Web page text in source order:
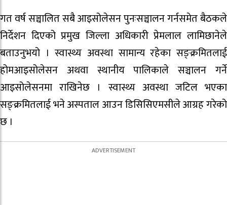
गत वर्ष सञ्चालित सबै आइसोलेसन पुनःसञ्चालन गर्नसमेत बैठकले
निर्देशन दिएको प्रमुख जिल्ला अधिकारी प्रेमलाल लामिछानेले
बताउनुभयो । स्वास्थ्य अवस्था सामान्य रहेका सङ्क्रमितलाई
होमआइसोलेसन अथवा स्थानीय पालिकाले सञ्चालन गर्ने
आइसोलेसनमा राखिनेछ । स्वास्थ्य अवस्था जटिल भएका
सङ्क्रमितलाई भने अस्पताल आउन डिसिसिएमसीले आग्रह गरेको
छ ।